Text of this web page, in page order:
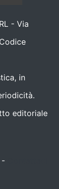
- Via
in
editoriale
-